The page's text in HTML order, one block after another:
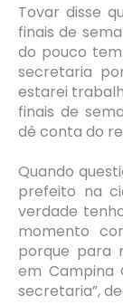
Tovar disse
finais de
do pouco
secretaria
estarei
finais de
dê conta do
Quando
prefeito na
verdade
momento
porque para
em Campina
secretaria”,